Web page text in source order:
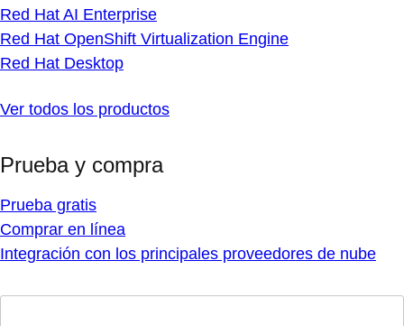
Red Hat AI Enterprise
Red Hat OpenShift Virtualization Engine
Red Hat Desktop
Ver todos los productos
Prueba y compra
Prueba gratis
Comprar en línea
Integración con los principales proveedores de nube